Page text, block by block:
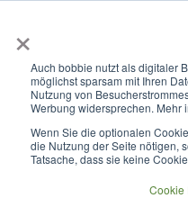
×
Auch bobbie nutzt als digitaler
möglichst sparsam mit Ihren
Nutzung von
Werbung widersprechen. Mehr
Wenn Sie die optionalen
die Nutzung der Seite nötigen,
Tatsache, dass sie keine
Cookie
SW 15mm,